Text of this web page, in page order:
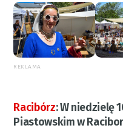
REKLAMA
Racibórz:W niedzielę
Piastowskim w